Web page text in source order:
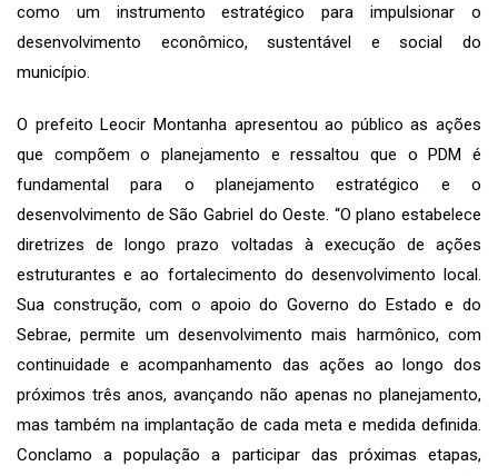
como um instrumento estratégico para impulsionar o
desenvolvimento econômico, sustentável e social do
município.
O prefeito Leocir Montanha apresentou ao público as ações
que compõem o planejamento e ressaltou que o PDM é
fundamental para o planejamento estratégico e o
desenvolvimento de São Gabriel do Oeste. “O plano estabelece
diretrizes de longo prazo voltadas à execução de ações
estruturantes e ao fortalecimento do desenvolvimento local.
Sua construção, com o apoio do Governo do Estado e do
Sebrae, permite um desenvolvimento mais harmônico, com
continuidade e acompanhamento das ações ao longo dos
próximos três anos, avançando não apenas no planejamento,
mas também na implantação de cada meta e medida definida.
Conclamo a população a participar das próximas etapas,